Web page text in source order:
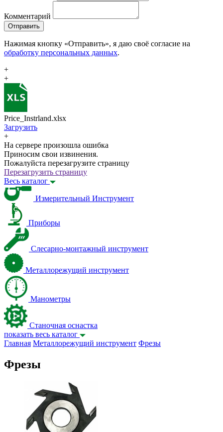
Комментарий
Отправить
Нажимая кнопку «Отправить», я даю своё согласие на
обработку персональных данных.
+
+
Price_Instrland.xlsx
Загрузить
+
На сервере произошла ошибка
Приносим свои извинения.
Пожалуйста перезагрузите страницу
Перезагрузить страницу
Весь каталог
Измерительный Инструмент
Приборы
Слесарно-монтажный инструмент
Металлорежущий инструмент
Манометры
Станочная оснастка
показать весь каталог
Главная Металлорежущий инструмент Фрезы
Фрезы